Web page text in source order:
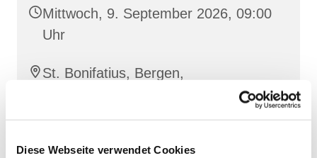
Diese Webseite verwendet Cookies
Mittwoch, 9. September 2026, 09:00
Uhr
St. Bonifatius, Bergen,
Clementstraße 1, 18528 Bergen auf